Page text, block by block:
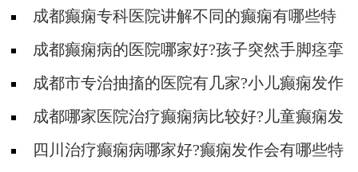
成都癫痫专科医院讲解不同的癫痫有哪些特
点?成都癫痫病的医院哪家好?孩子突然手脚痉挛
是癫痫病吗?
成都市专治抽搐的医院有几家?小儿癫痫发作
会有哪些症状?
成都哪家医院治疗癫痫病比较好?儿童癫痫发
病有哪些症状?
四川治疗癫痫病哪家好?癫痫发作会有哪些特